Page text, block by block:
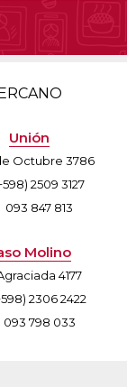
Unión
Octubre 3786
2509 3127
093 847 813
Molino
4177
2306 2422
093 798 033